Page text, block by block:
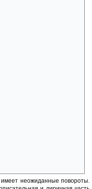
имеет неожиданные повороты.